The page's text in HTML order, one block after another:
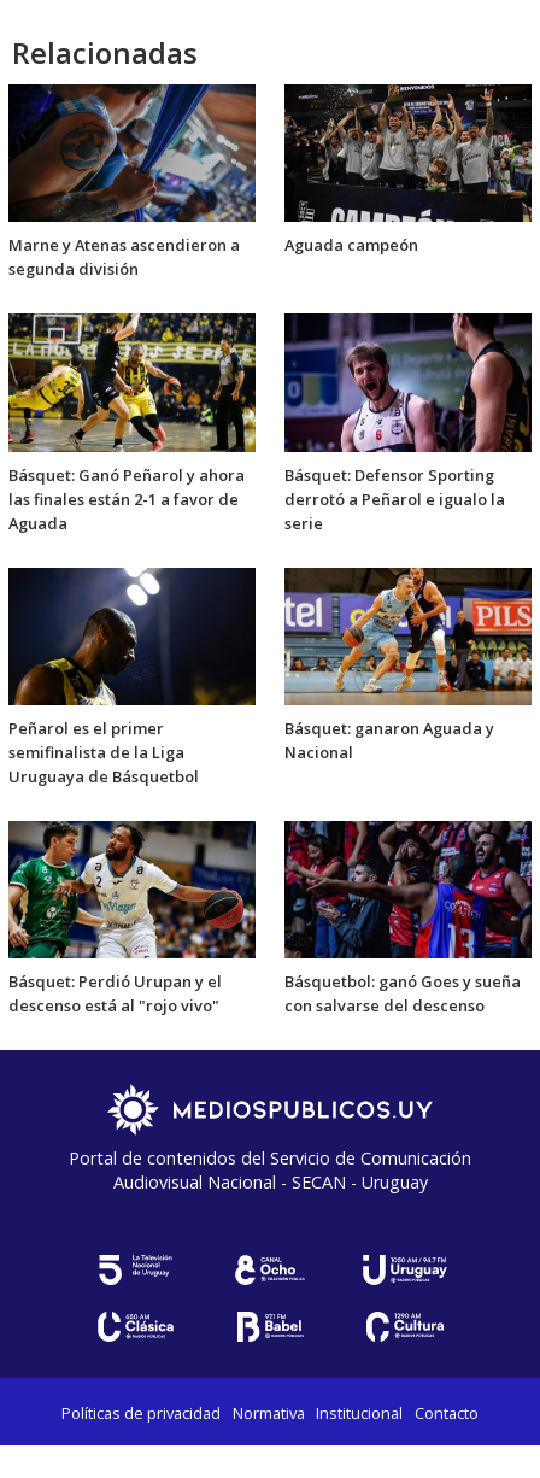
Relacionadas
Marne y Atenas ascendieron a
segunda división
Aguada campeón
Básquet: Ganó Peñarol y ahora
las finales están 2-1 a favor de
Aguada
Básquet: Defensor Sporting
derrotó a Peñarol e igualo la
serie
Peñarol es el primer
semifinalista de la Liga
Uruguaya de Básquetbol
Básquet: ganaron Aguada y
Nacional
Básquet: Perdió Urupan y el
descenso está al "rojo vivo"
Básquetbol: ganó Goes y sueña
con salvarse del descenso
Portal de contenidos del Servicio de Comunicación
Audiovisual Nacional - SECAN - Uruguay
Políticas de privacidad Normativa Institucional Contacto